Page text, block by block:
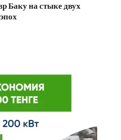
Баку на стыке двух